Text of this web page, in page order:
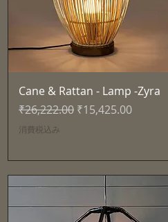
クイックビュー
Cane & Rattan - Lamp -Zyra
通常価格
₹26,222.00 セール価格
₹15,425.00
消費税込み